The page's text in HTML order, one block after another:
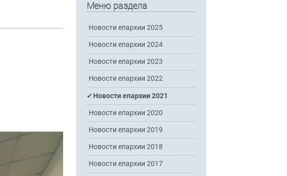
Меню раздела
Новости епархии 2025
Новости епархии 2024
Новости епархии 2023
Новости епархии 2022
Новости епархии 2021
Новости епархии 2020
Новости епархии 2019
Новости епархии 2018
Новости епархии 2017